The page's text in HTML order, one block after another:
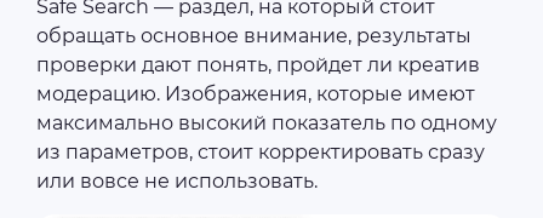
Safe Search — раздел, на который стоит
обращать основное внимание, результаты
проверки дают понять, пройдет ли креатив
модерацию. Изображения, которые имеют
максимально высокий показатель по одному
из параметров, стоит корректировать сразу
или вовсе не использовать.